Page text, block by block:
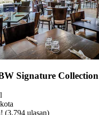
Signature Collection
(3.794 ulasan)